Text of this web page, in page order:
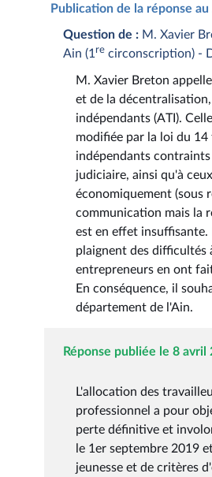
Publication de la réponse
Question de : M. Xavier
Ain (1 re circonscription) -
M. Xavier Breton
et de la
indépendants (ATI).
modifiée par la loi du
indépendants
judiciaire, ainsi qu'à
économiquement (sous
communication mais la
est en effet
plaignent des difficultés
entrepreneurs en ont
En conséquence, il
département de l'Ain.
Réponse publiée le 8 avril
L'allocation des
professionnel a pour
perte définitive et
le 1er septembre 2019
jeunesse et de critères